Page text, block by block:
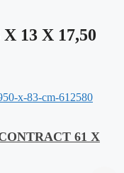
13 X 17,50
61 X